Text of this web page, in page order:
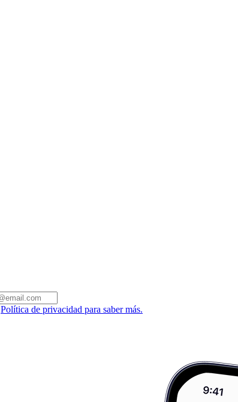
Política de privacidad para saber más.